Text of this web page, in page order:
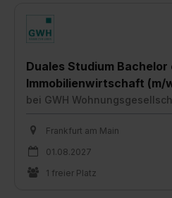
Duales Studium
Immobilienwirtschaft (m/
bei GWH
Frankfurt am Main
01.08.2027
1 freier Platz